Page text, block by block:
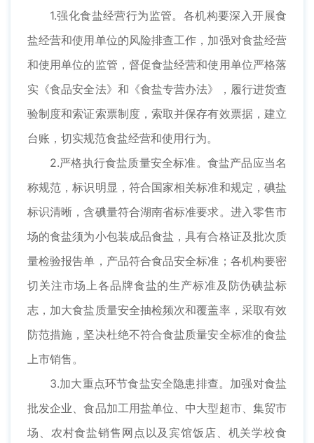
1.强化食盐经营行为监管。各机构要深入开展食
盐经营和使用单位的风险排查工作，加强对食盐经营
和使用单位的监管，督促食盐经营和使用单位严格落
实《食品安全法》和《食盐专营办法》，履行进货查
验制度和索证索票制度，索取并保存有效票据，建立
台账，切实规范食盐经营和使用行为。
2.严格执行食盐质量安全标准。食盐产品应当名
称规范，标识明显，符合国家相关标准和规定，碘盐
标识清晰，含碘量符合湖南省标准要求。进入零售市
场的食盐须为小包装成品食盐，具有合格证及批次质
量检验报告单，产品符合食品安全标准；各机构要密
切关注市场上各品牌食盐的生产标准及防伪碘盐标
志，加大食盐质量安全抽检频次和覆盖率，采取有效
防范措施，坚决杜绝不符合食盐质量安全标准的食盐
上市销售。
3.加大重点环节食盐安全隐患排查。加强对食盐
批发企业、食品加工用盐单位、中大型超市、集贸市
场、农村食盐销售网点以及宾馆饭店、机关学校食